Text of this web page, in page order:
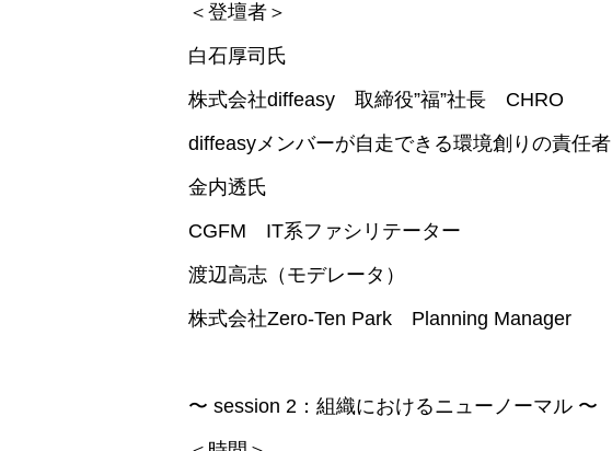
＜登壇者＞
白石厚司氏
株式会社diffeasy 取締役”福”社長 CHRO
diffeasyメンバーが自走できる環境創りの責任者
金内透氏
CGFM IT系ファシリテーター
渡辺高志（モデレータ）
株式会社Zero-Ten Park Planning Manager
〜 session 2：組織におけるニューノーマル 〜